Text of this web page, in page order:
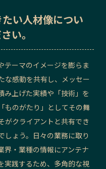
い人材像につい
い。
テーマのイメージを膨らま
な感動を共有し、メッセー
み上げた実績や「技術」を
ものがたり」としてその舞
がクライアントと共有でき
しょう。日々の業務に取り
界・業種の情報にアンテナ
実践するため、多角的な視